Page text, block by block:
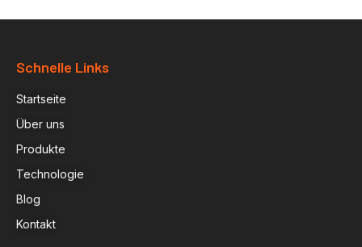
Schnelle Links
Startseite
Über uns
Produkte
Technologie
Blog
Kontakt